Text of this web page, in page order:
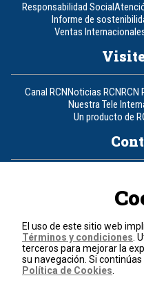
Responsabilidad Social
Informe de
Ventas
Canal RCNNoticias RCNRCN
Nuestra Tele
Un producto de
© 2026,
Todos los
El uso de este sitio web
Términos y condiciones .
terceros para mejorar la
su navegación. Si
Política de Cookies